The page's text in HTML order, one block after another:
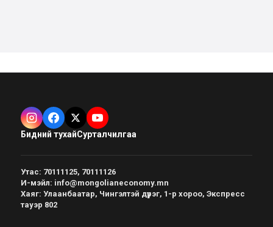
Бидний тухайСурталчилгаа
Утас: 70111125, 70111126
И-мэйл: info@mongolianeconomy.mn
Хаяг: Улаанбаатар, Чингэлтэй дүүрэг, 1-р хороо, Экспресс
тауэр 802